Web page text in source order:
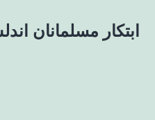
ابتکار مسلمانان